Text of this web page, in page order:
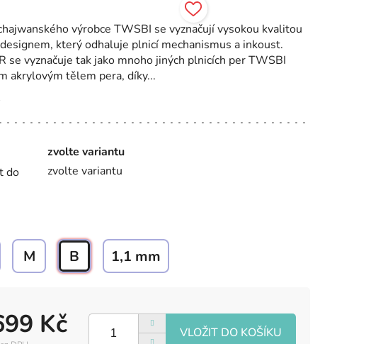
zvolte variantu
do
zvolte variantu
Kč
M B 1,1 mm
výrobce TWSBI se vyznačují vysokou kvalitou
který odhaluje plnicí mechanismus a inkoust.
se vyznačuje tak jako mnoho jiných plnicích per TWSBI
akrylovým tělem pera, díky...